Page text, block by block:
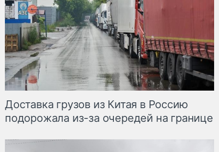
Доставка грузов из Китая в Россию
подорожала из-за очередей на границе